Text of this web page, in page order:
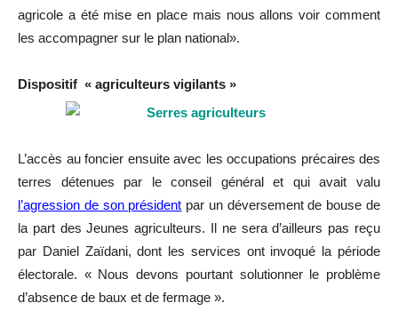
agricole a été mise en place mais nous allons voir comment
les accompagner sur le plan national».
Dispositif « agriculteurs vigilants »
L’accès au foncier ensuite avec les occupations précaires des
terres détenues par le conseil général et qui avait valu
l’agression de son président par un déversement de bouse de
la part des Jeunes agriculteurs. Il ne sera d’ailleurs pas reçu
par Daniel Zaïdani, dont les services ont invoqué la période
électorale. « Nous devons pourtant solutionner le problème
d’absence de baux et de fermage ».